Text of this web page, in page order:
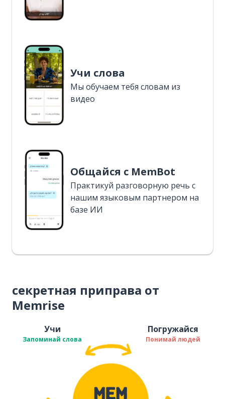
Учи слова
Мы обучаем тебя словам из
видео
Общайся с MemBot
Практикуй разговорную речь с
нашим языковым партнером на
базе ИИ
секретная приправа от
Memrise
Учи
Запоминай слова
Погружайся
Понимай людей